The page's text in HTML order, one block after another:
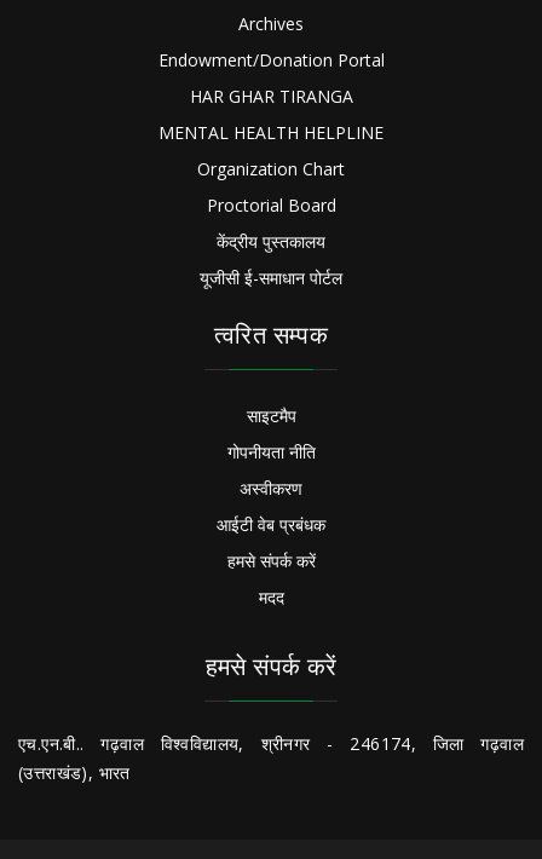
Archives
Endowment/Donation Portal
HAR GHAR TIRANGA
MENTAL HEALTH HELPLINE
Organization Chart
Proctorial Board
केंद्रीय पुस्तकालय
यूजीसी ई-समाधान पोर्टल
त्वरित सम्पक
साइटमैप
गोपनीयता नीति
अस्वीकरण
आईटी वेब प्रबंधक
हमसे संपर्क करें
मदद
हमसे संपर्क करें
एच.एन.बी.. गढ़वाल विश्वविद्यालय, श्रीनगर - 246174, जिला गढ़वाल
(उत्तराखंड), भारत